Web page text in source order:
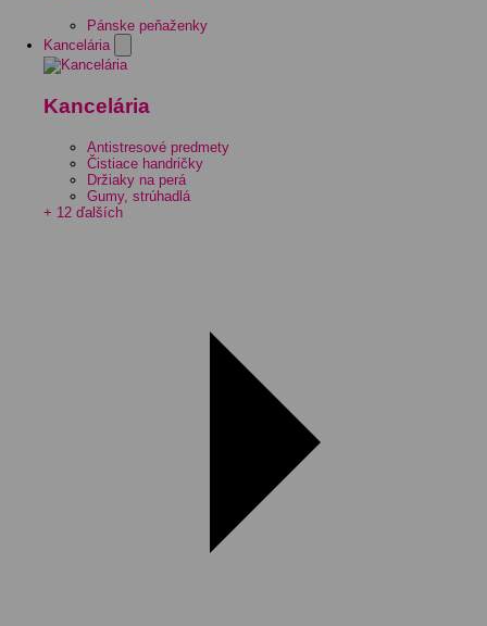
Pánske peňaženky
Kancelária
Kancelária
Antistresové predmety
Čistiace handričky
Držiaky na perá
Gumy, strúhadlá
+ 12 ďalších